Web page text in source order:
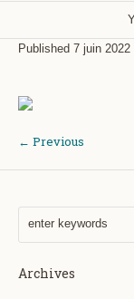
Published 7 juin 2022
← Previous
Archives